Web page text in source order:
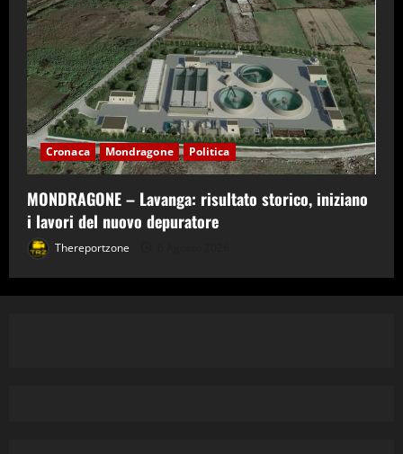
Cronaca Mondragone Politica
MONDRAGONE – Lavanga: risultato storico, iniziano
i lavori del nuovo depuratore
Thereportzone